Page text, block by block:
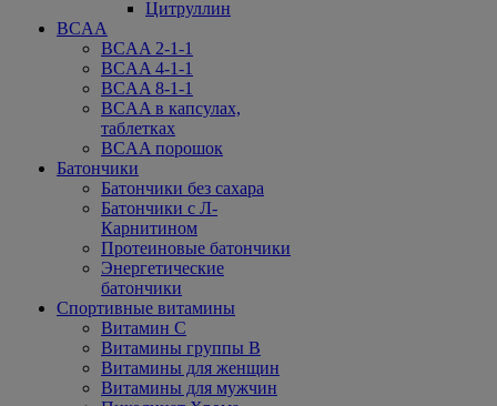
Цитруллин
BCAA
BCAA 2-1-1
BCAA 4-1-1
BCAA 8-1-1
BCAA в капсулах,
таблетках
BCAA порошок
Батончики
Батончики без сахара
Батончики с Л-
Карнитином
Протеиновые батончики
Энергетические
батончики
Спортивные витамины
Витамин С
Витамины группы В
Витамины для женщин
Витамины для мужчин